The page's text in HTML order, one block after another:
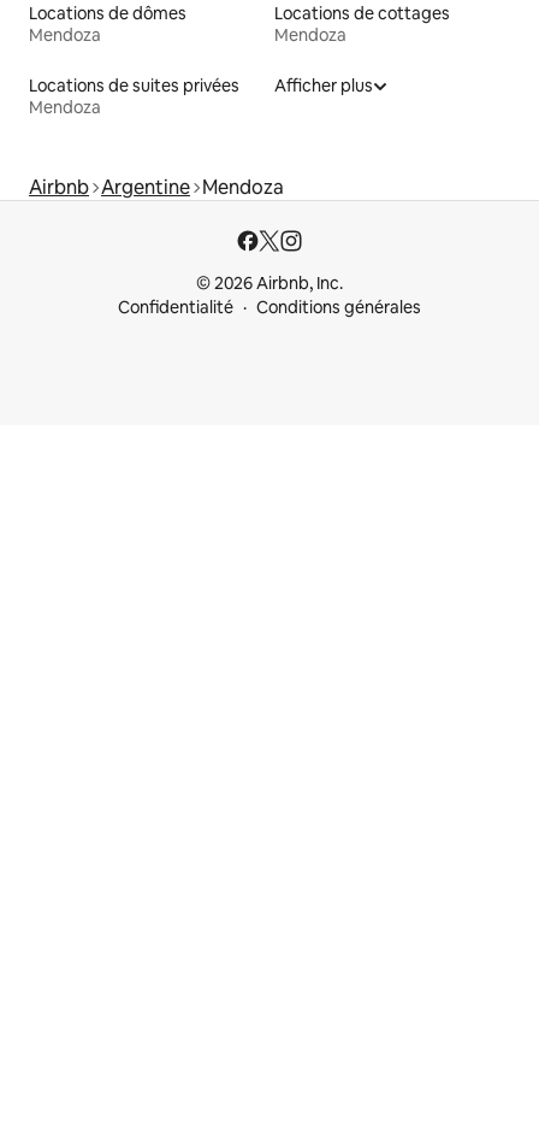
Locations de dômes
Mendoza
Locations de cottages
Mendoza
Locations de suites privées
Mendoza
Afficher plus
Airbnb Argentine Mendoza
© 2026 Airbnb, Inc.
Confidentialité
Conditions générales